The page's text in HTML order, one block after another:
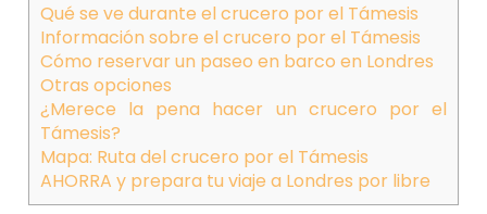
Qué se ve durante el crucero por el Támesis
Información sobre el crucero por el Támesis
Cómo reservar un paseo en barco en Londres
Otras opciones
¿Merece la pena hacer un crucero por el
Támesis?
Mapa: Ruta del crucero por el Támesis
AHORRA y prepara tu viaje a Londres por libre